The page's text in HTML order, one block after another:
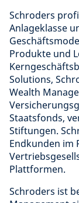
Schroders
Anlageklasse
Produkte und
Solutions,
Wealth
Staatsfonds,
Stiftungen.
Endkunden im
Plattformen.
Schroders ist